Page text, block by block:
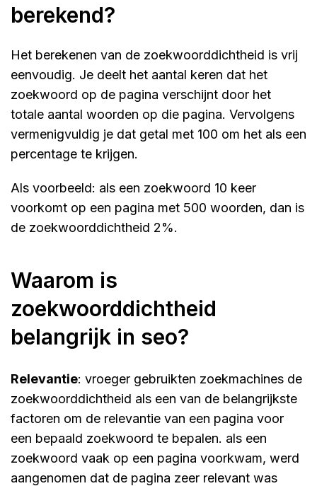
berekend?
Het berekenen van de zoekwoorddichtheid is vrij
eenvoudig. Je deelt het aantal keren dat het
zoekwoord op de pagina verschijnt door het
totale aantal woorden op die pagina. Vervolgens
vermenigvuldig je dat getal met 100 om het als een
percentage te krijgen.
Als voorbeeld: als een zoekwoord 10 keer
voorkomt op een pagina met 500 woorden, dan is
de zoekwoorddichtheid 2%.
waarom is
zoekwoorddichtheid
belangrijk in seo?
relevantie: vroeger gebruikten zoekmachines de
zoekwoorddichtheid als een van de belangrijkste
factoren om de relevantie van een pagina voor
een bepaald zoekwoord te bepalen. als een
zoekwoord vaak op een pagina voorkwam, werd
aangenomen dat de pagina zeer relevant was